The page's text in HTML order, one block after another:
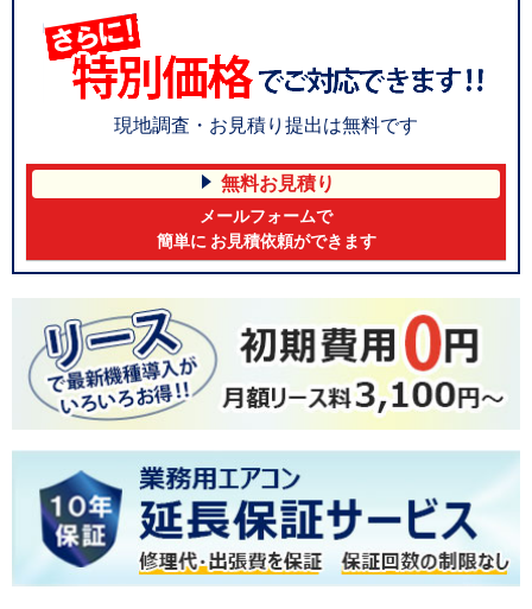
現地調査・お見積り提出は無料です
無料お見積り
メールフォームで
簡単に お見積依頼ができます